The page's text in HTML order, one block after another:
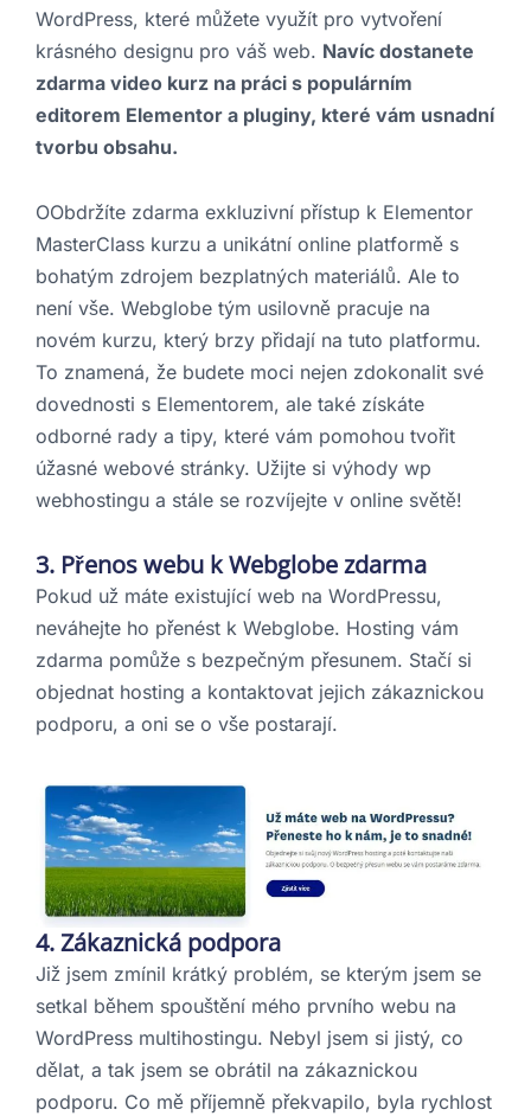
WordPress, které můžete využít pro vytvoření
krásného designu pro váš web. Navíc dostanete
zdarma video kurz na práci s populárním
editorem Elementor a pluginy, které vám usnadní
tvorbu obsahu.
OObdržíte zdarma exkluzivní přístup k Elementor
MasterClass kurzu a unikátní online platformě s
bohatým zdrojem bezplatných materiálů. Ale to
není vše. Webglobe tým usilovně pracuje na
novém kurzu, který brzy přidají na tuto platformu.
To znamená, že budete moci nejen zdokonalit své
dovednosti s Elementorem, ale také získáte
odborné rady a tipy, které vám pomohou tvořit
úžasné webové stránky. Užijte si výhody wp
webhostingu a stále se rozvíjejte v online světě!
3. Přenos webu k Webglobe zdarma
Pokud už máte existující web na WordPressu,
neváhejte ho přenést k Webglobe. Hosting vám
zdarma pomůže s bezpečným přesunem. Stačí si
objednat hosting a kontaktovat jejich zákaznickou
podporu, a oni se o vše postarají.
4. Zákaznická podpora
Již jsem zmínil krátký problém, se kterým jsem se
setkal během spouštění mého prvního webu na
WordPress multihostingu. Nebyl jsem si jistý, co
dělat, a tak jsem se obrátil na zákaznickou
podporu. Co mě příjemně překvapilo, byla rychlost